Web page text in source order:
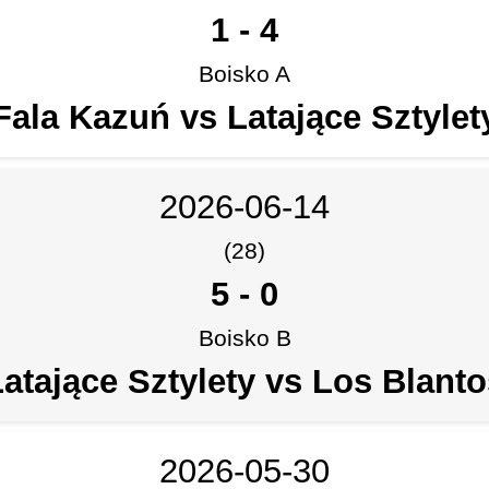
1 - 4
Boisko A
Kazuń vs Latające
2026-06-14
(28)
5 - 0
Boisko B
Sztylety vs Los
2026-05-30